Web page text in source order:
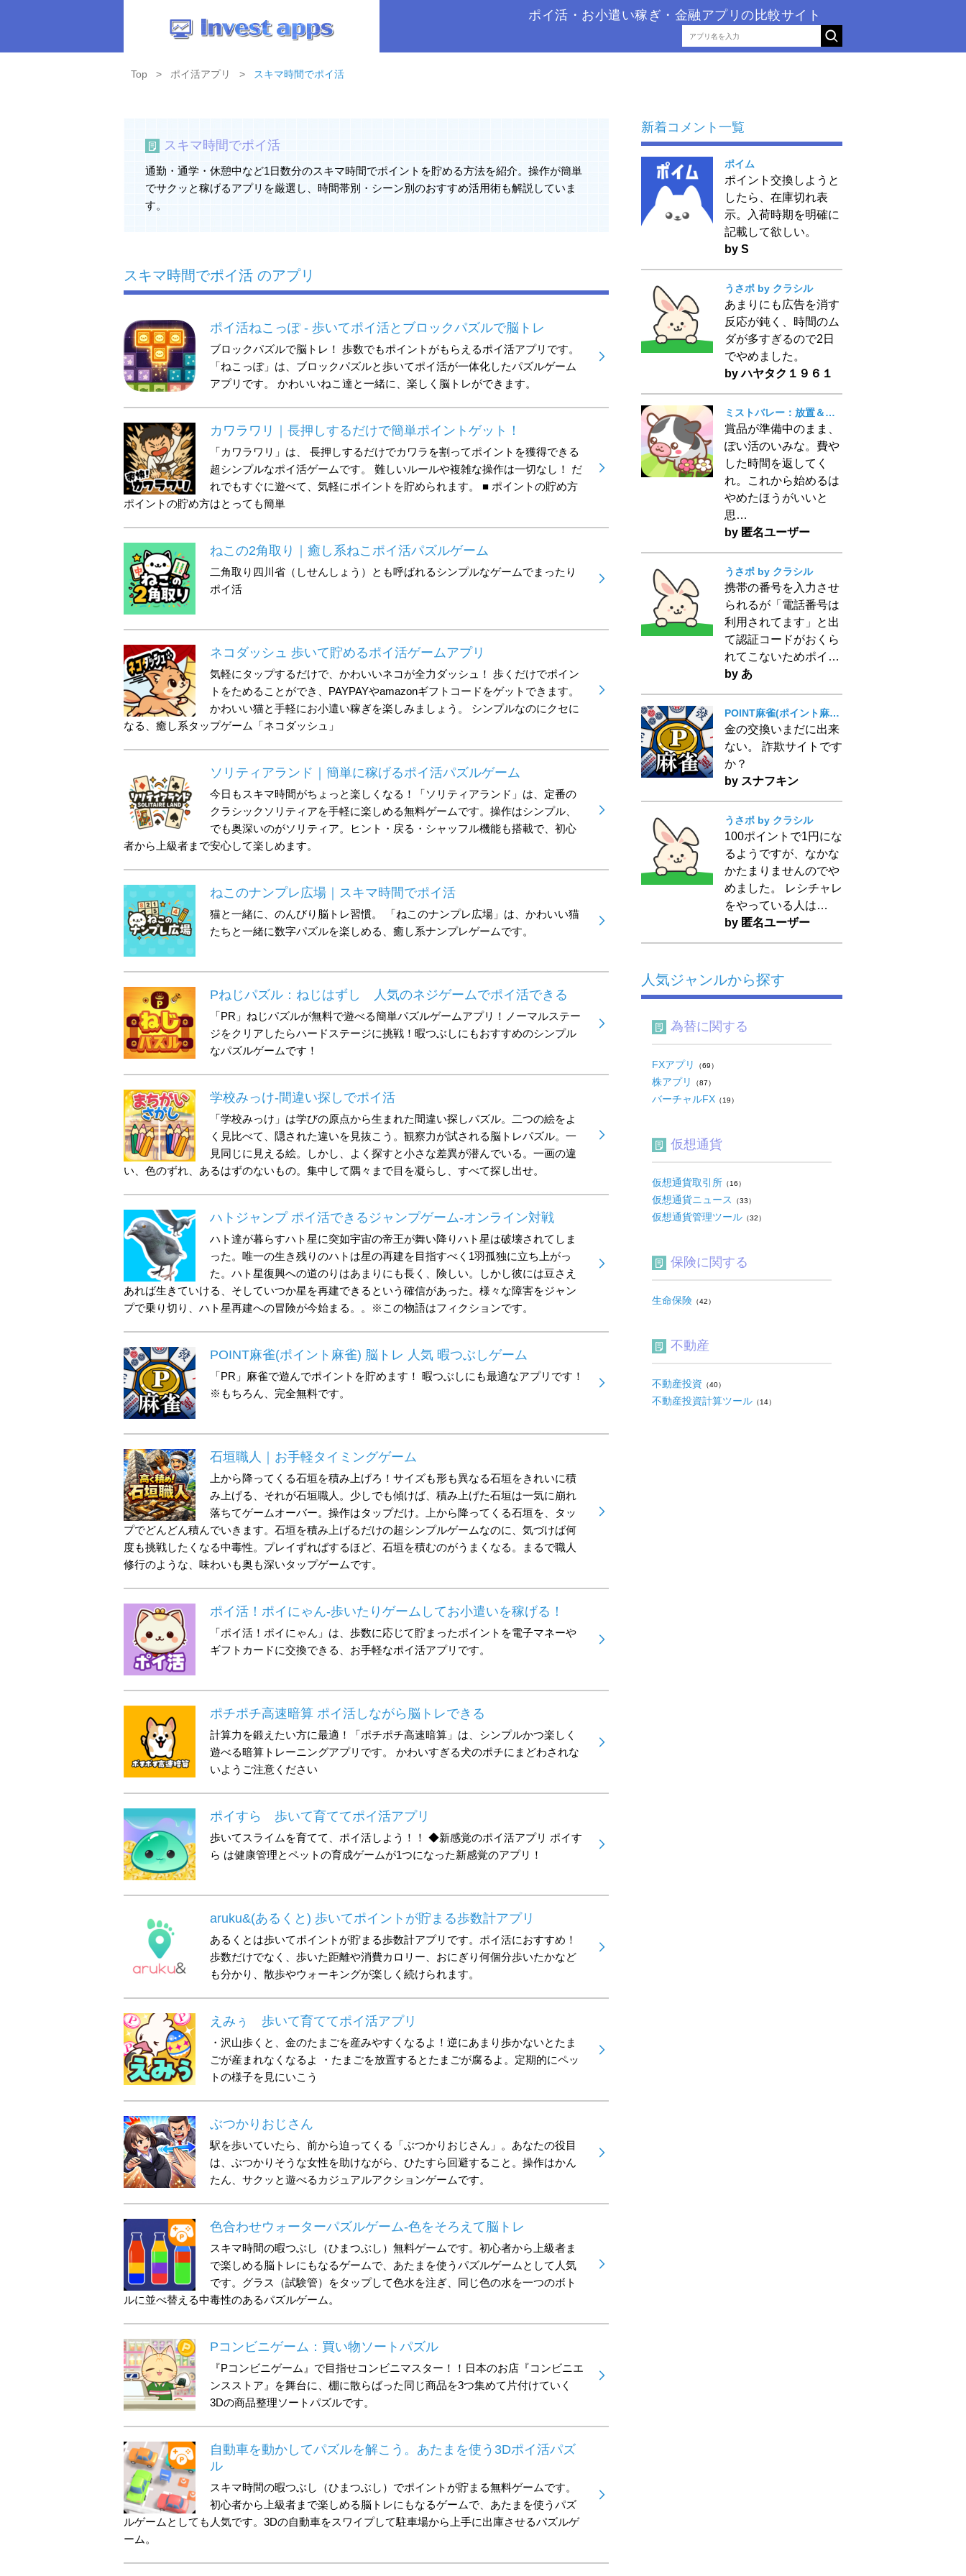
ポイ活・お小遣い稼ぎ・金融アプリの比較サイト
Top ポイ活アプリ スキマ時間でポイ活
スキマ時間でポイ活
通勤・通学・休憩中など1日数分のスキマ時間でポイントを貯める方法を紹介。操作が簡単
でサクッと稼げるアプリを厳選し、時間帯別・シーン別のおすすめ活用術も解説していま
す。
スキマ時間でポイ活 のアプリ
ポイ活ねこっぽ - 歩いてポイ活とブロックパズルで脳トレ
ブロックパズルで脳トレ！ 歩数でもポイントがもらえるポイ活アプリです。
「ねこっぽ」は、ブロックパズルと歩いてポイ活が一体化したパズルゲーム
アプリです。 かわいいねこ達と一緒に、楽しく脳トレができます。
カワラワリ｜長押しするだけで簡単ポイントゲット！
「カワラワリ」は、 長押しするだけでカワラを割ってポイントを獲得できる
超シンプルなポイ活ゲームです。 難しいルールや複雑な操作は一切なし！ だ
れでもすぐに遊べて、気軽にポイントを貯められます。 ■ ポイントの貯め方
ポイントの貯め方はとっても簡単
ねこの2角取り｜癒し系ねこポイ活パズルゲーム
二角取り四川省（しせんしょう）とも呼ばれるシンプルなゲームでまったり
ポイ活
ネコダッシュ 歩いて貯めるポイ活ゲームアプリ
気軽にタップするだけで、かわいいネコが全力ダッシュ！ 歩くだけでポイン
トをためることができ、PAYPAYやamazonギフトコードをゲットできます。
かわいい猫と手軽にお小遣い稼ぎを楽しみましょう。 シンプルなのにクセに
なる、癒し系タップゲーム「ネコダッシュ」
ソリティアランド｜簡単に稼げるポイ活パズルゲーム
今日もスキマ時間がちょっと楽しくなる！「ソリティアランド」は、定番の
クラシックソリティアを手軽に楽しめる無料ゲームです。操作はシンプル、
でも奥深いのがソリティア。ヒント・戻る・シャッフル機能も搭載で、初心
者から上級者まで安心して楽しめます。
ねこのナンプレ広場｜スキマ時間でポイ活
猫と一緒に、のんびり脳トレ習慣。 「ねこのナンプレ広場」は、かわいい猫
たちと一緒に数字パズルを楽しめる、癒し系ナンプレゲームです。
Pねじパズル：ねじはずし 人気のネジゲームでポイ活できる
「PR」ねじパズルが無料で遊べる簡単パズルゲームアプリ！ノーマルステー
ジをクリアしたらハードステージに挑戦！暇つぶしにもおすすめのシンプル
なパズルゲームです！
学校みっけ-間違い探しでポイ活
「学校みっけ」は学びの原点から生まれた間違い探しパズル。二つの絵をよ
く見比べて、隠された違いを見抜こう。観察力が試される脳トレパズル。一
見同じに見える絵。しかし、よく探すと小さな差異が潜んでいる。一画の違
い、色のずれ、あるはずのないもの。集中して隅々まで目を凝らし、すべて探し出せ。
ハトジャンプ ポイ活できるジャンプゲーム-オンライン対戦
ハト達が暮らすハト星に突如宇宙の帝王が舞い降りハト星は破壊されてしま
った。唯一の生き残りのハトは星の再建を目指すべく1羽孤独に立ち上がっ
た。ハト星復興への道のりはあまりにも長く、険しい。しかし彼には豆さえ
あれば生きていける、そしていつか星を再建できるという確信があった。様々な障害をジャン
プで乗り切り、ハト星再建への冒険が今始まる。。※この物語はフィクションです。
POINT麻雀(ポイント麻雀) 脳トレ 人気 暇つぶしゲーム
「PR」麻雀で遊んでポイントを貯めます！ 暇つぶしにも最適なアプリです！
※もちろん、完全無料です。
石垣職人｜お手軽タイミングゲーム
上から降ってくる石垣を積み上げろ！サイズも形も異なる石垣をきれいに積
み上げる、それが石垣職人。少しでも傾けば、積み上げた石垣は一気に崩れ
落ちてゲームオーバー。操作はタップだけ。上から降ってくる石垣を、タッ
プでどんどん積んでいきます。石垣を積み上げるだけの超シンプルゲームなのに、気づけば何
度も挑戦したくなる中毒性。プレイずればするほど、石垣を積むのがうまくなる。まるで職人
修行のような、味わいも奥も深いタップゲームです。
ポイ活！ポイにゃん-歩いたりゲームしてお小遣いを稼げる！
「ポイ活！ポイにゃん」は、歩数に応じて貯まったポイントを電子マネーや
ギフトカードに交換できる、お手軽なポイ活アプリです。
ポチポチ高速暗算 ポイ活しながら脳トレできる
計算力を鍛えたい方に最適！「ポチポチ高速暗算」は、シンプルかつ楽しく
遊べる暗算トレーニングアプリです。 かわいすぎる犬のポチにまどわされな
いようご注意ください
ポイすら 歩いて育ててポイ活アプリ
歩いてスライムを育てて、ポイ活しよう！！ ◆新感覚のポイ活アプリ ポイす
ら は健康管理とペットの育成ゲームが1つになった新感覚のアプリ！
aruku&(あるくと) 歩いてポイントが貯まる歩数計アプリ
あるくとは歩いてポイントが貯まる歩数計アプリです。ポイ活におすすめ！
歩数だけでなく、歩いた距離や消費カロリー、おにぎり何個分歩いたかなど
も分かり、散歩やウォーキングが楽しく続けられます。
えみぅ 歩いて育ててポイ活アプリ
・沢山歩くと、金のたまごを産みやすくなるよ！逆にあまり歩かないとたま
ごが産まれなくなるよ ・たまごを放置するとたまごが腐るよ。定期的にペッ
トの様子を見にいこう
ぶつかりおじさん
駅を歩いていたら、前から迫ってくる「ぶつかりおじさん」。あなたの役目
は、ぶつかりそうな女性を助けながら、ひたすら回避すること。操作はかん
たん、サクッと遊べるカジュアルアクションゲームです。
色合わせウォーターパズルゲーム-色をそろえて脳トレ
スキマ時間の暇つぶし（ひまつぶし）無料ゲームです。初心者から上級者ま
で楽しめる脳トレにもなるゲームで、あたまを使うパズルゲームとして人気
です。グラス（試験管）をタップして色水を注ぎ、同じ色の水を一つのボト
ルに並べ替える中毒性のあるパズルゲーム。
Pコンビニゲーム：買い物ソートパズル
『Pコンビニゲーム』で目指せコンビニマスター！！日本のお店『コンビニエ
ンスストア』を舞台に、棚に散らばった同じ商品を3つ集めて片付けていく
3Dの商品整理ソートパズルです。
自動車を動かしてパズルを解こう。あたまを使う3Dポイ活パズ
ル
スキマ時間の暇つぶし（ひまつぶし）でポイントが貯まる無料ゲームです。
初心者から上級者まで楽しめる脳トレにもなるゲームで、あたまを使うパズ
ルゲームとしても人気です。3Dの自動車をスワイプして駐車場から上手に出庫させるパズルゲ
ーム。
新着コメント一覧
ポイム
ポイント交換しようと
したら、在庫切れ表
示。入荷時期を明確に
記載して欲しい。
by S
うさポ by クラシル
あまりにも広告を消す
反応が鈍く、時間のム
ダが多すぎるので2日
でやめました。
by ハヤタク１９６１
ミストバレー：放置＆マージで動物育成
賞品が準備中のまま、
ぽい活のいみな。費や
した時間を返してく
れ。これから始めるは
やめたほうがいいと
思…
by 匿名ユーザー
うさポ by クラシル
携帯の番号を入力させ
られるが「電話番号は
利用されてます」と出
て認証コードがおくら
れてこないためポイ…
by あ
POINT麻雀(ポイント麻雀) 脳トレ 人気 暇つぶしゲーム
金の交換いまだに出来
ない。 詐欺サイトです
か？
by スナフキン
うさポ by クラシル
100ポイントで1円にな
るようですが、なかな
かたまりませんのでや
めました。 レシチャレ
をやっている人は…
by 匿名ユーザー
人気ジャンルから探す
為替に関する
FXアプリ （69）
株アプリ （87）
バーチャルFX （19）
仮想通貨
仮想通貨取引所 （16）
仮想通貨ニュース （33）
仮想通貨管理ツール （32）
保険に関する
生命保険 （42）
不動産
不動産投資 （40）
不動産投資計算ツール （14）